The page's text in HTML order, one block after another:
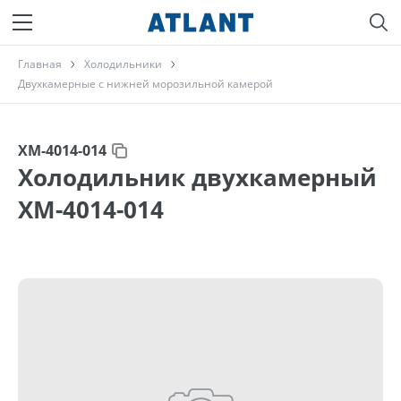
Главная
Холодильники
Двухкамерные с нижней морозильной камерой
ХМ-4014-014
Холодильник двухкамерный
ХМ-4014-014